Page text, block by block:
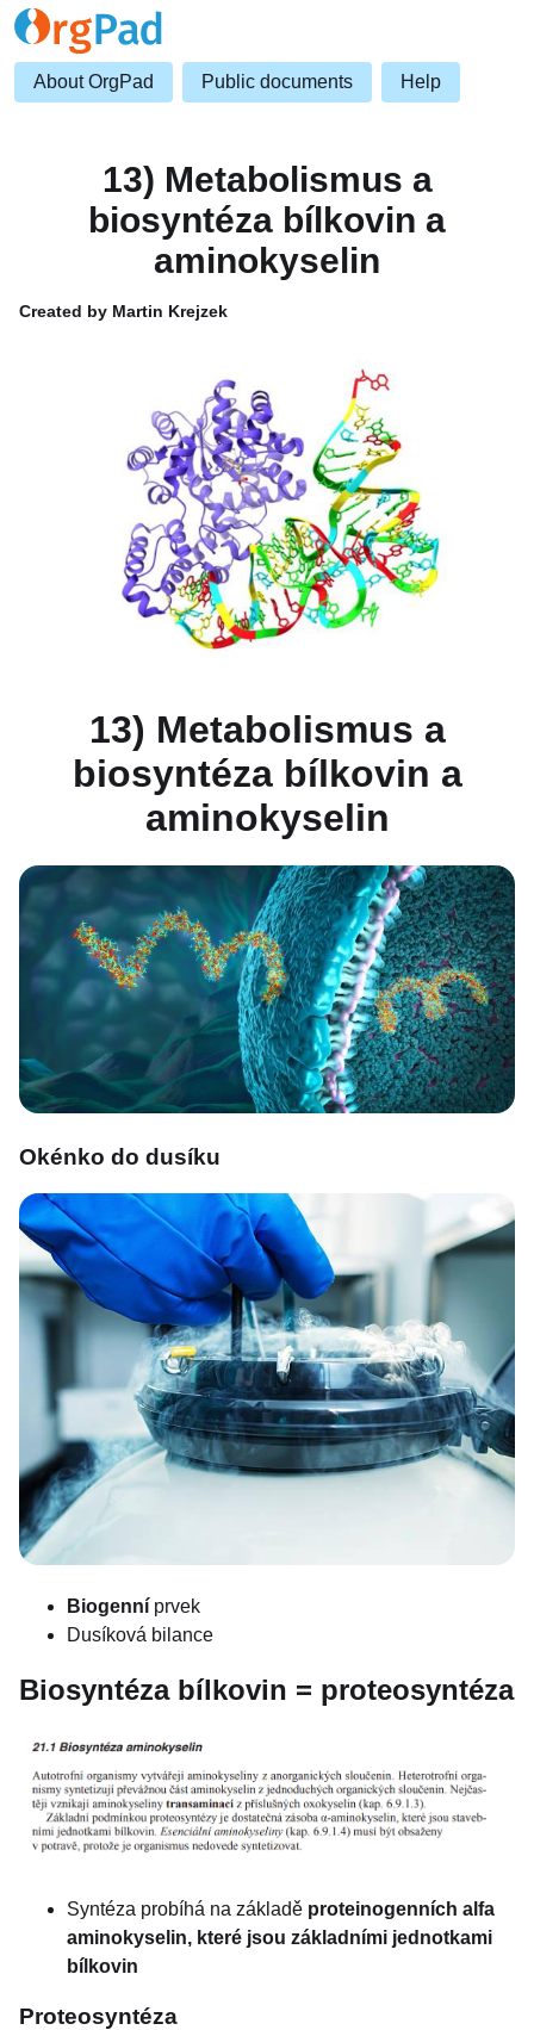
About OrgPad Public documents Help
13) Metabolismus a
biosyntéza bílkovin a
aminokyselin
Created by Martin Krejzek
13) Metabolismus a
biosyntéza bílkovin a
aminokyselin
Okénko do dusíku
Biogenní prvek
Dusíková bilance
Biosyntéza bílkovin = proteosyntéza
Syntéza probíhá na základě proteinogenních alfa
aminokyselin, které jsou základními jednotkami
bílkovin
Proteosyntéza